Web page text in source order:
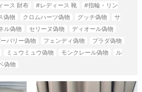
ース 財布 #レディース 靴
#指輪・リン
偽物 クロムハーツ偽物 グッチ偽物
サ
ル偽物 セリーヌ偽物
ディオール偽物
バリー偽物 フェンディ偽物
プラダ偽物
ミュウミュウ偽物 モンクレール偽物
ル
偽物